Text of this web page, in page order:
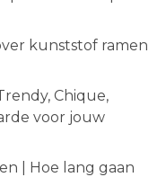
kunststof ramen
Chique,
voor jouw
| Hoe lang gaan